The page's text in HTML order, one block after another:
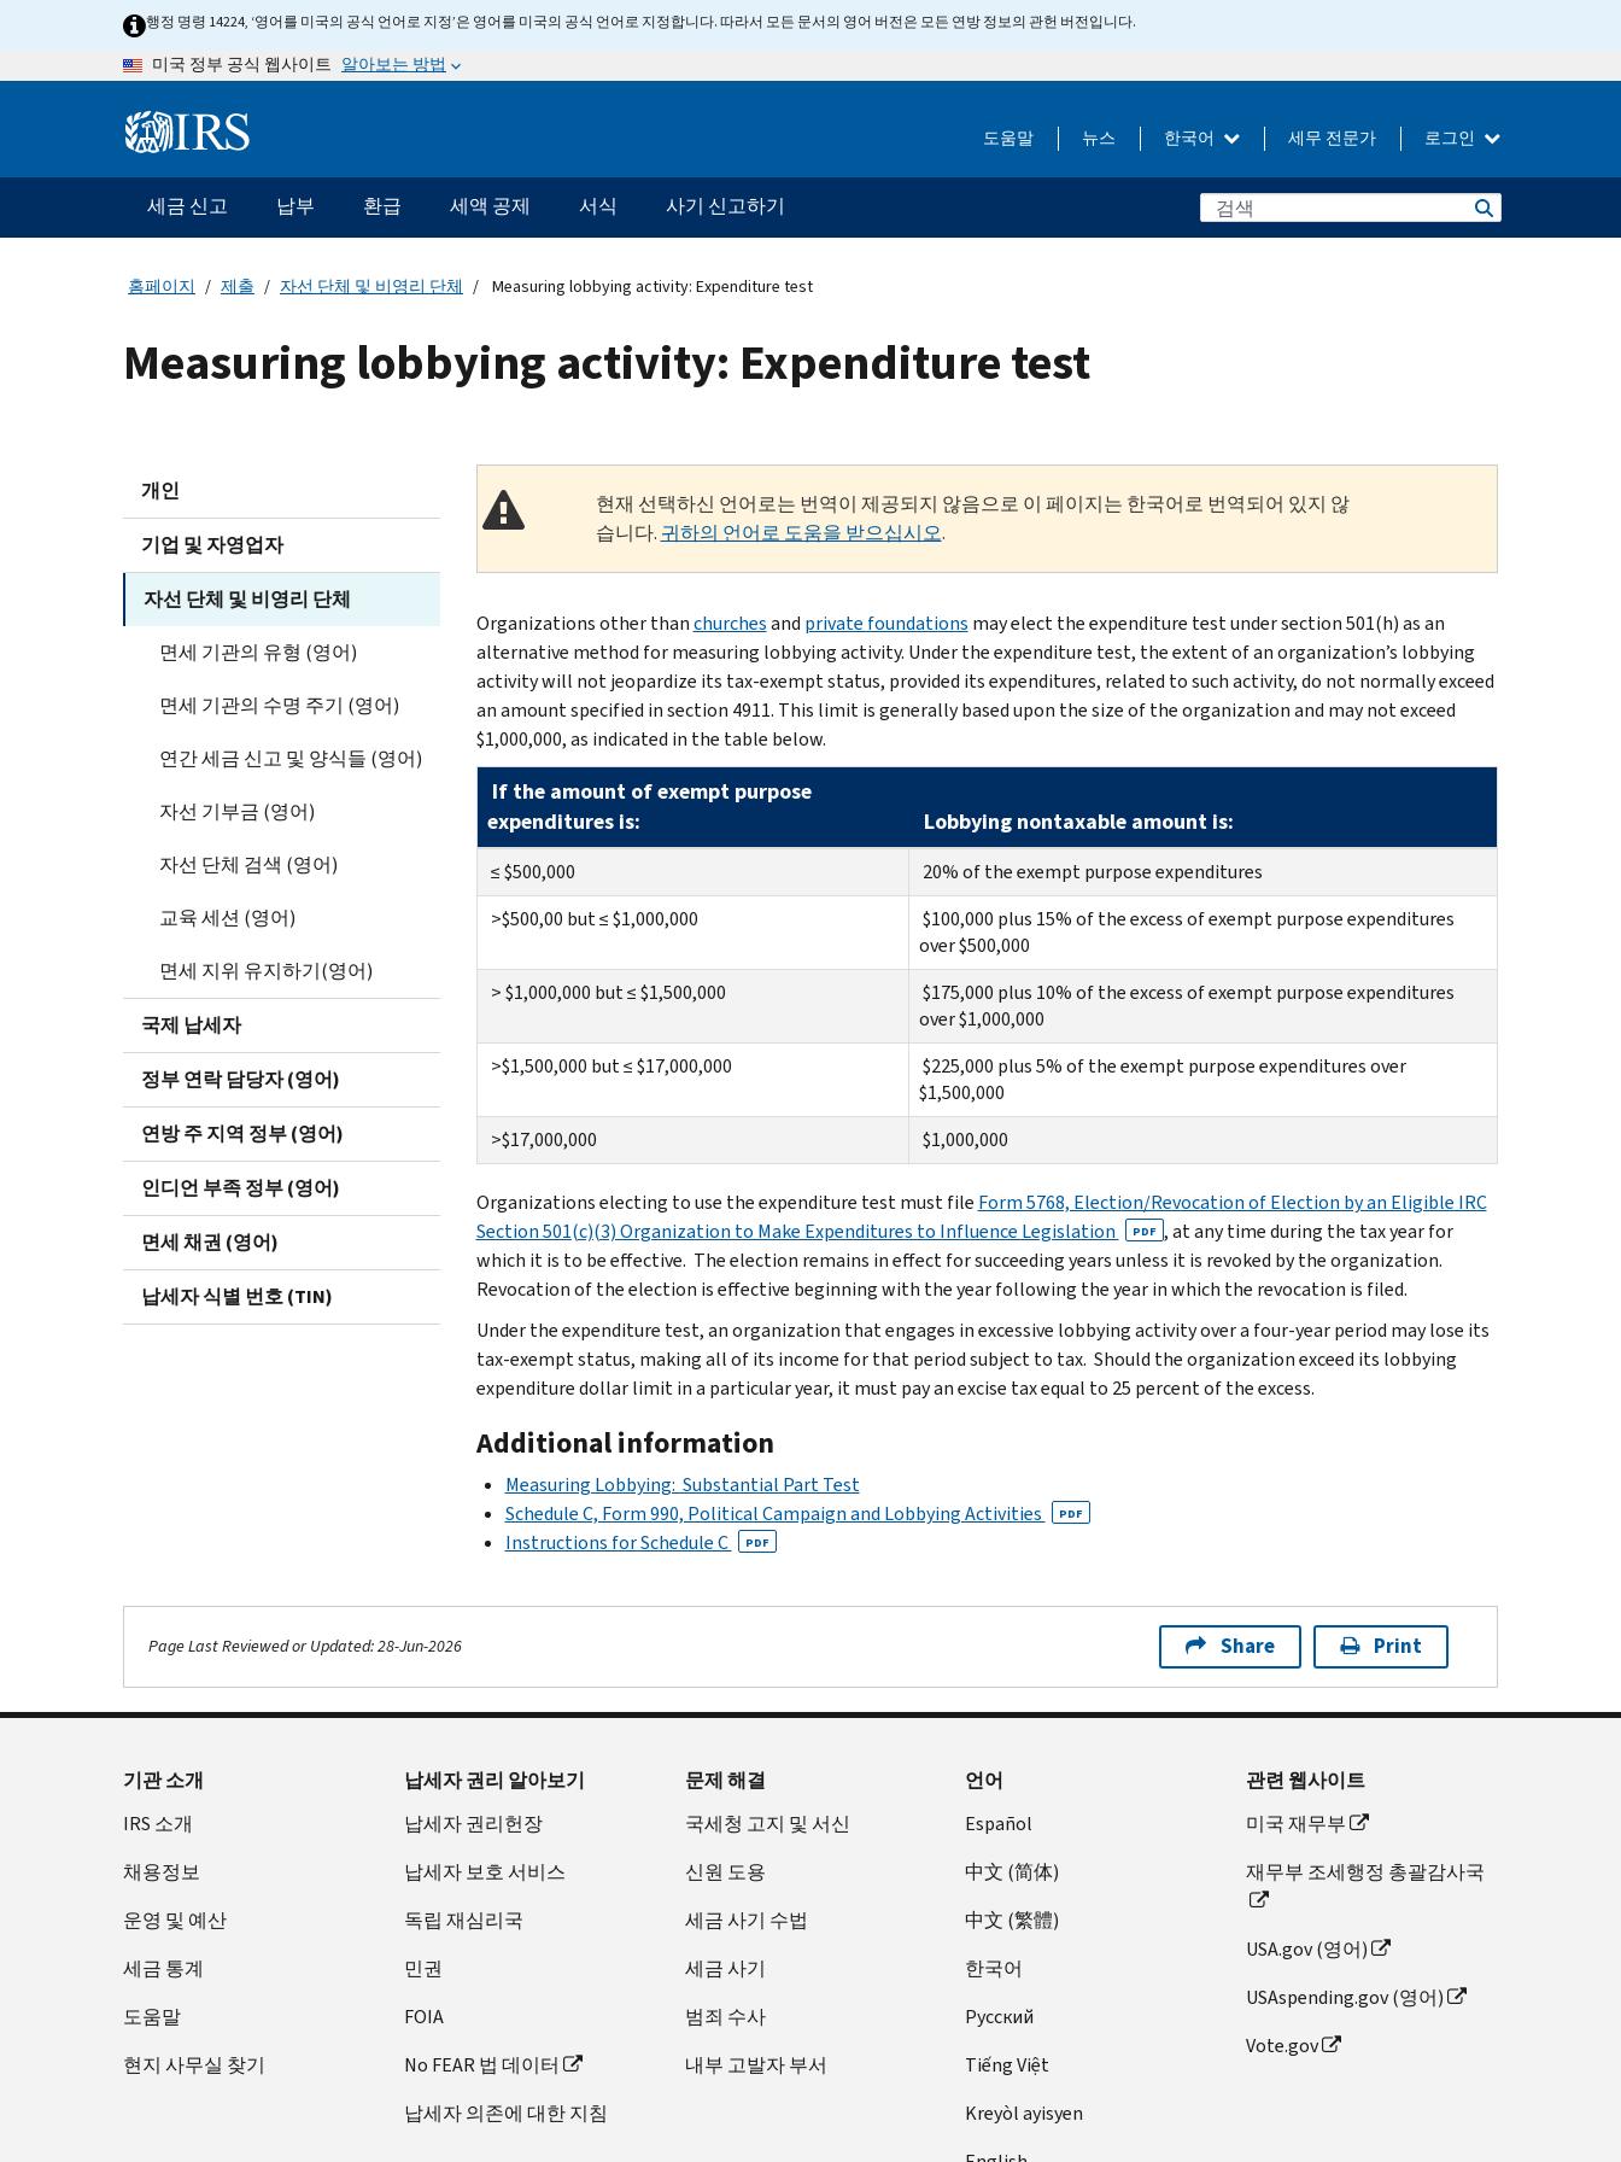
행정 명령 14224, ‘영어를 미국의 공식 언어로 지정’은 영어를 미국의 공식 언어로 지정합니다. 따라서 모든 문서의 영어 버전은 모든 연방 정보의 관헌 버전입니다.
미국 정부 공식 웹사이트 알아보는 방법
Information 도움말 뉴스 한국어 세무 전문가 로그인
메
인
네
게
이
세금 신고 납부 환급 세액 공제 서식 사기 신고하기
홈페이지 제출 자선 단체 및 비영리 단체 Measuring lobbying activity: Expenditure test
Measuring lobbying activity: Expenditure test
개인
기업 및 자영업자
자선 단체 및 비영리 단체
면세 기관의 유형 (영어)
면세 기관의 수명 주기 (영어)
연간 세금 신고 및 양식들 (영어)
자선 기부금 (영어)
자선 단체 검색 (영어)
교육 세션 (영어)
면세 지위 유지하기(영어)
국제 납세자
정부 연락 담당자 (영어)
연방 주 지역 정부 (영어)
인디언 부족 정부 (영어)
면세 채권 (영어)
납세자 식별 번호 (TIN)
현재 선택하신 언어로는 번역이 제공되지 않음으로 이 페이지는 한국어로 번역되어 있지 않
습니다. 귀하의 언어로 도움을 받으십시오.
Organizations other thanchurchesand private foundations may elect the expenditure test under section 501(h) as an
alternative method for measuring lobbying activity. Under the expenditure test, the extent of an organization’s lobbying
activity will not jeopardize its tax-exempt status, provided its expenditures, related to such activity, do not normally exceed
an amount specified in section 4911. This limit is generally based upon the size of the organization and may not exceed
$1,000,000, as indicated in the table below.
If the amount of exempt purpose
expenditures is:
Lobbying nontaxable amount is:
≤ $500,000
20% of the exempt purpose expenditures
>$500,00 but ≤ $1,000,000
$100,000 plus 15% of the excess of exempt purpose expenditures
over $500,000
> $1,000,000 but ≤ $1,500,000
$175,000 plus 10% of the excess of exempt purpose expenditures
over $1,000,000
>$1,500,000 but ≤ $17,000,000
$225,000 plus 5% of the exempt purpose expenditures over
$1,500,000
>$17,000,000
$1,000,000
Organizations electing to use the expenditure test must file Form 5768, Election/Revocation of Election by an Eligible IRC
Section 501(c)(3) Organization to Make Expenditures to Influence Legislation
PDF , at any time during the tax year for
which it is to be effective. The election remains in effect for succeeding years unless it is revoked by the organization.
Revocation of the election is effective beginning with the year following the year in which the revocation is filed.
Under the expenditure test, an organization that engages in excessive lobbying activity over a four-year period may lose its
tax-exempt status, making all of its income for that period subject to tax. Should the organization exceed its lobbying
expenditure dollar limit in a particular year, it must pay an excise tax equal to 25 percent of the excess.
Additional information
Measuring Lobbying: Substantial Part Test
Schedule C, Form 990, Political Campaign and Lobbying Activities
PDF
Instructions for Schedule C PDF
Page Last Reviewed or Updated: 28-Jun-2026 Share Print
기관 소개
IRS 소개
채용정보
운영 및 예산
세금 통계
도움말
현지 사무실 찾기
납세자 권리 알아보기
납세자 권리헌장
납세자 보호 서비스
독립 재심리국
민권
FOIA
No FEAR 법 데이터
납세자 의존에 대한 지침
문제 해결
국세청 고지 및 서신
신원 도용
세금 사기 수법
세금 사기
범죄 수사
내부 고발자 부서
언어
Español
中文 (简体)
中文 (繁體)
한국어
Pусский
Tiếng Việt
Kreyòl ayisyen
관련 웹사이트
미국 재무부
재무부 조세행정 총괄감사국
USA.gov (영어)
USAspending.gov (영어)
Vote.gov